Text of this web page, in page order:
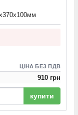
ЦІНА БЕЗ ПДВ
910 грн
купити